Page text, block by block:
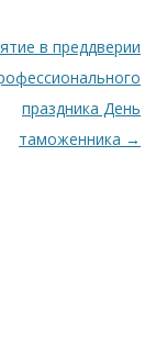
в преддверии
праздника День
таможенника →